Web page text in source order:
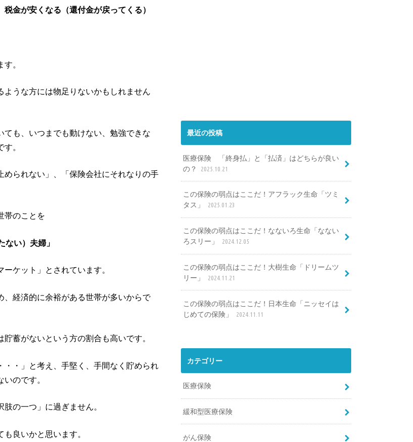
金が安くなる（還付金が戻ってくる）
。
うな方には物足りないかもしれません
も、いつまでも動けない、勉強できな
。
られない」、「保険会社にそれなりの手
帯のことを
ない）夫婦」
ケット」とされています。
経済的に余裕がある世帯が多いからで
蓄がないという方の割合も高いです。
・」と考え、手堅く、手間なく貯められ
のです。
の一つ」に過ぎません。
良いかと思います。
最近の投稿
医療保険 「終身払」と「払済」はどちらが良い
の？
2025.10.21
この保険の弱点はここだ！アフラック生命「ツミ
タス」
2025.01.23
この保険の弱点はここだ！なないろ生命「なない
ろスリー」
2024.12.05
この保険の弱点はここだ！大樹生命「ドリームツ
リー」
2024.11.21
この保険の弱点はここだ！日本生命「ニッセイは
じめての保険」
2024.11.11
カテゴリー
医療保険
緩和型医療保険
がん保険